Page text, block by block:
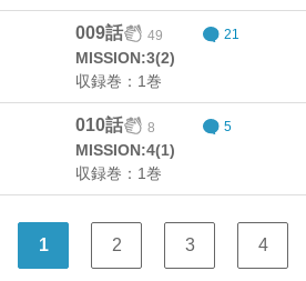
009話 49 21
MISSION:3(2)
収録巻：1巻
010話 8 5
MISSION:4(1)
収録巻：1巻
1 2 3 4